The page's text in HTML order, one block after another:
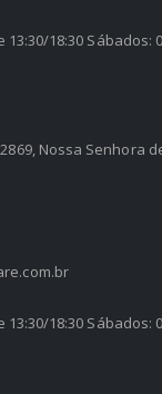
13:30/18:30 Sábados:
Nossa Senhora
13:30/18:30 Sábados: